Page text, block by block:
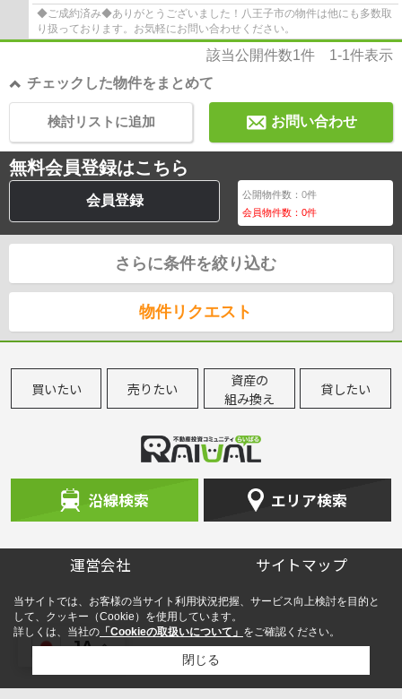
JA
◆ご成約済み◆ありがとうございました！八王子市の物件は他にも多数取
り扱っております。お気軽にお問い合わせください。
該当公開件数1件 1-1件表示
チェックした物件をまとめて
お問い合わせ
検討リストに追加
無料会員登録はこちら
会員登録 公開物件数：0件
会員物件数：0件
さらに条件を絞り込む
物件リクエスト
買いたい 売りたい
資産の
組み換え
貸したい
沿線検索 エリア検索
運営会社 サイトマップ
当サイトでは、お客様の当サイト利用状況把握、サービス向上検討を目的と
して、クッキー（Cookie）を使用しています。
詳しくは、当社の 「Cookieの取扱いについて」 をご確認ください。
閉じる